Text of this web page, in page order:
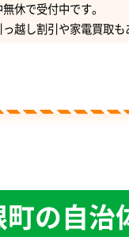
無休で受付中です。
っ越し割引や家電買取
の自